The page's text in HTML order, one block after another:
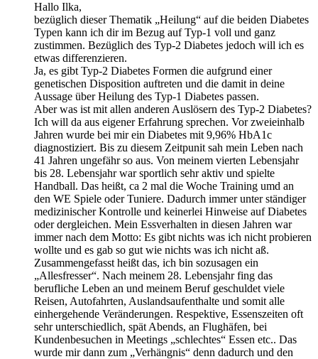
Hallo Ilka,
bezüglich dieser Thematik „Heilung“ auf die beiden Diabetes
Typen kann ich dir im Bezug auf Typ-1 voll und ganz
zustimmen. Bezüglich des Typ-2 Diabetes jedoch will ich es
etwas differenzieren.
Ja, es gibt Typ-2 Diabetes Formen die aufgrund einer
genetischen Disposition auftreten und die damit in deine
Aussage über Heilung des Typ-1 Diabetes passen.
Aber was ist mit allen anderen Auslösern des Typ-2 Diabetes?
Ich will da aus eigener Erfahrung sprechen. Vor zweieinhalb
Jahren wurde bei mir ein Diabetes mit 9,96% HbA1c
diagnostiziert. Bis zu diesem Zeitpunit sah mein Leben nach
41 Jahren ungefähr so aus. Von meinem vierten Lebensjahr
bis 28. Lebensjahr war sportlich sehr aktiv und spielte
Handball. Das heißt, ca 2 mal die Woche Training umd an
den WE Spiele oder Tuniere. Dadurch immer unter ständiger
medizinischer Kontrolle und keinerlei Hinweise auf Diabetes
oder dergleichen. Mein Essverhalten in diesen Jahren war
immer nach dem Motto: Es gibt nichts was ich nicht probieren
wollte und es gab so gut wie nichts was ich nicht aß.
Zusammengefasst heißt das, ich bin sozusagen ein
„Allesfresser“. Nach meinem 28. Lebensjahr fing das
berufliche Leben an und meinem Beruf geschuldet viele
Reisen, Autofahrten, Auslandsaufenthalte und somit alle
einhergehende Veränderungen. Respektive, Essenszeiten oft
sehr unterschiedlich, spät Abends, an Flughäfen, bei
Kundenbesuchen in Meetings „schlechtes“ Essen etc.. Das
wurde mir dann zum „Verhängnis“ denn dadurch und den